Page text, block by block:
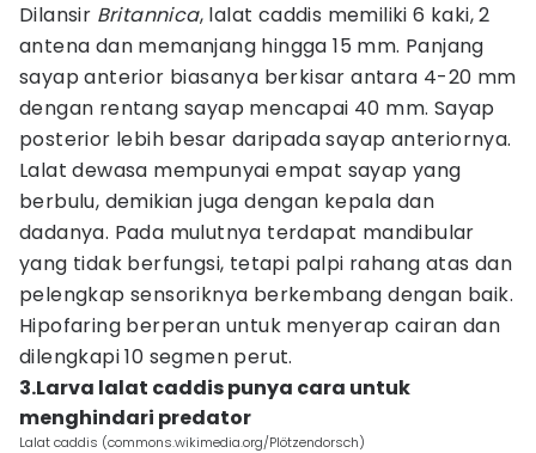
Dilansir Britannica, lalat caddis memiliki 6 kaki, 2
antena dan memanjang hingga 15 mm. Panjang
sayap anterior biasanya berkisar antara 4-20 mm
dengan rentang sayap mencapai 40 mm. Sayap
posterior lebih besar daripada sayap anteriornya.
Lalat dewasa mempunyai empat sayap yang
berbulu, demikian juga dengan kepala dan
dadanya. Pada mulutnya terdapat mandibular
yang tidak berfungsi, tetapi palpi rahang atas dan
pelengkap sensoriknya berkembang dengan baik.
Hipofaring berperan untuk menyerap cairan dan
dilengkapi 10 segmen perut.
3.Larva lalat caddis punya cara untuk
menghindari predator
Lalat caddis (commons.wikimedia.org/Plötzendorsch)